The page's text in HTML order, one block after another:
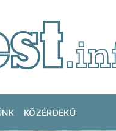
KÖZÉRDEKŰ